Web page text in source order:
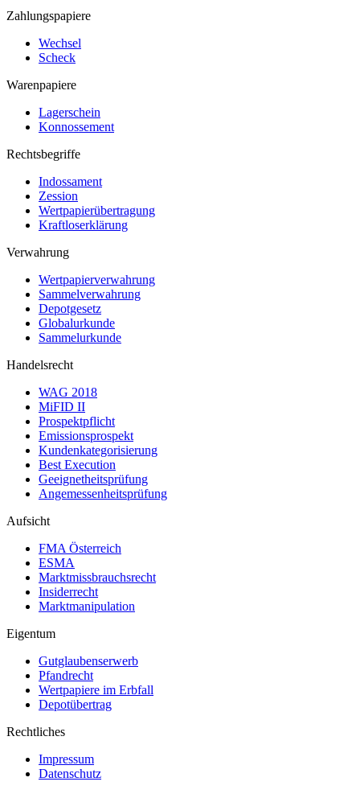
Zahlungspapiere
Wechsel
Scheck
Warenpapiere
Lagerschein
Konnossement
Rechtsbegriffe
Indossament
Zession
Wertpapierübertragung
Kraftloserklärung
Verwahrung
Wertpapierverwahrung
Sammelverwahrung
Depotgesetz
Globalurkunde
Sammelurkunde
Handelsrecht
WAG 2018
MiFID II
Prospektpflicht
Emissionsprospekt
Kundenkategorisierung
Best Execution
Geeignetheitsprüfung
Angemessenheitsprüfung
Aufsicht
FMA Österreich
ESMA
Marktmissbrauchsrecht
Insiderrecht
Marktmanipulation
Eigentum
Gutglaubenserwerb
Pfandrecht
Wertpapiere im Erbfall
Depotübertrag
Rechtliches
Impressum
Datenschutz